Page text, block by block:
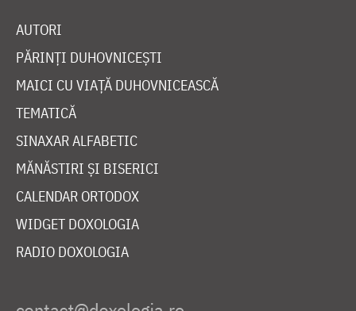
AUTORI
PĂRINȚI DUHOVNICEȘTI
MAICI CU VIAȚĂ DUHOVNICEASCĂ
TEMATICĂ
SINAXAR ALFABETIC
MĂNĂSTIRI ȘI BISERICI
CALENDAR ORTODOX
WIDGET DOXOLOGIA
RADIO DOXOLOGIA